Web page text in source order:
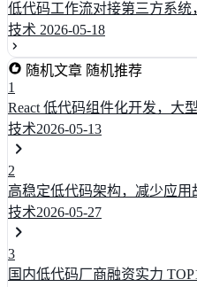
低代码工作流对接第三方系统
技术 2026-05-18
随机文章 随机推荐
1
React 低代码组件化开发，大
技术2026-05-13
2
高稳定低代码架构，减少应用
技术2026-05-27
3
国内低代码厂商融资实力